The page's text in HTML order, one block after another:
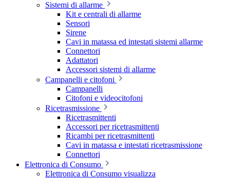
Sistemi di allarme
Kit e centrali di allarme
Sensori
Sirene
Cavi in matassa ed intestati sistemi allarme
Connettori
Adattatori
Accessori sistemi di allarme
Campanelli e citofoni
Campanelli
Citofoni e videocitofoni
Ricetrasmissione
Ricetrasmittenti
Accessori per ricetrasmittenti
Ricambi per ricetrasmittenti
Cavi in matassa e intestati ricetrasmissione
Connettori
Elettronica di Consumo
Elettronica di Consumo visualizza